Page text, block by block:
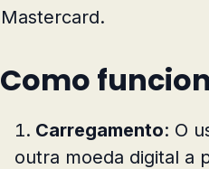
Mastercard.
Como
Carregamento: O
outra moeda digital a